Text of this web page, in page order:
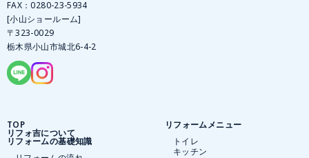
FAX：0280-23-5934
[小山ショールーム]
〒323-0029
栃木県小山市城北6-4-2
TOP
リフォ吉について
リフォームの基礎知識
リフォームメニュー
トイレ
キッチン